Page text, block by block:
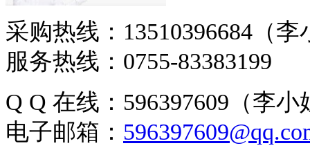
采购热线：13510396684（李
服务热线：0755-83383199
Q Q 在线：596397609（李小
电子邮箱：